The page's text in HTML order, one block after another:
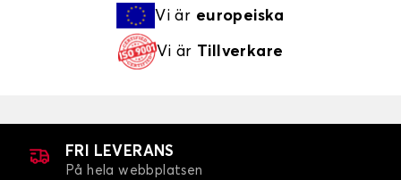
Vi är europeiska
Vi är Tillverkare
FRI LEVERANS
På hela webbplatsen